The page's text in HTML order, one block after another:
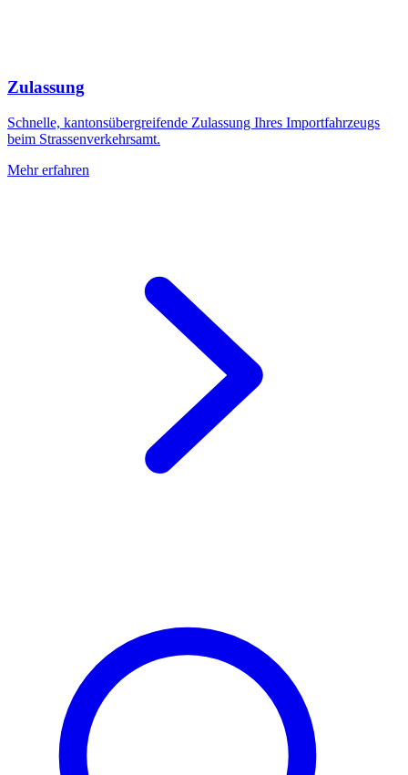
Zulassung
Schnelle, kantonsübergreifende Zulassung Ihres Importfahrzeugs
beim Strassenverkehrsamt.
Mehr erfahren